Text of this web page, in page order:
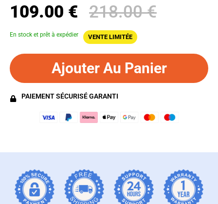
109.00 € 218.00 €
En stock et prêt à expédier VENTE LIMITÉE
Ajouter Au Panier
PAIEMENT SÉCURISÉ GARANTI